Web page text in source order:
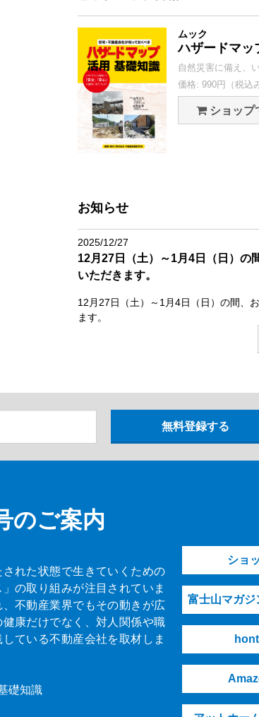
ムック
ハザードマッ
自然災害に備え、
価格: 990円（税込
ショップ
お知らせ
2025/12/27
12月27日（土）～1月4日（日）の
いただきます。
12月27日（土）～1月4日（日）の間、
ます。
のご案内
れた状態で生きていくための
の取り組みが注目されていま
不動産業界でもその動きが広
康だけでなく、対人関係や職
ている不動産会社を取材しま
礎知識
ショ
富士山マガジ